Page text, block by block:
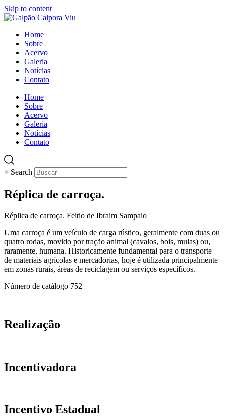
Skip to content
Home
Sobre
Acervo
Galeria
Notícias
Contato
Home
Sobre
Acervo
Galeria
Notícias
Contato
× Search
Réplica de carroça.
Réplica de carroça. Feitio de Ibraim Sampaio
Uma carroça é um veículo de carga rústico, geralmente com duas ou
quatro rodas, movido por tração animal (cavalos, bois, mulas) ou,
raramente, humana. Historicamente fundamental para o transporte
de materiais agrícolas e mercadorias, hoje é utilizada principalmente
em zonas rurais, áreas de reciclagem ou serviços específicos.
Número de catálogo 752
Realização
Incentivadora
Incentivo Estadual